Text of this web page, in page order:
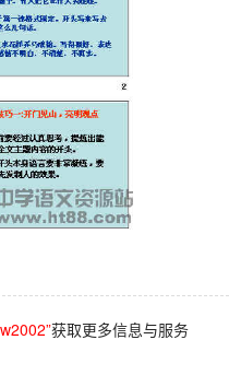
获取更多信息与服务